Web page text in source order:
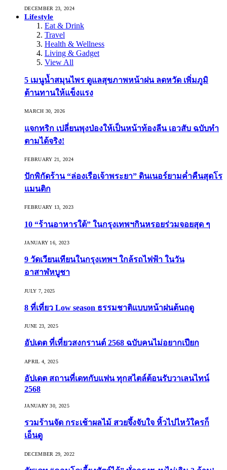
DECEMBER 23, 2024
Lifestyle
Eat & Drink
Travel
Health & Wellness
Living & Gadget
View All
5 เมนูน้ำสมุนไพร ดูแลสุขภาพหน้าฝน ลดหวัด เพิ่มภูมิ
ต้านทานให้แข็งแรง
MARCH 30, 2026
แจกทริก เปลี่ยนพุงป่องให้เป็นหน้าท้องลีน เอวสับ ฉบับทำ
ตามได้จริง!
FEBRUARY 21, 2024
ปักพิกัดร้าน “ล่องเรือเจ้าพระยา” ดินเนอร์ยามค่ำคืนสุดโร
แมนติก
FEBRUARY 13, 2023
10 “ร้านอาหารใต้” ในกรุงเทพฯกินหรอยร่วมจอยสุด ๆ
JANUARY 16, 2023
9 วัดเวียนเทียนในกรุงเทพฯ ใกล้รถไฟฟ้า ในวัน
อาสาฬหบูชา
JULY 7, 2025
8 ที่เที่ยว Low season ธรรมชาติแบบหน้าฝนต้นฤดู️
JUNE 23, 2025
อัปเดต ที่เที่ยวสงกรานต์ 2568 ฉบับคนไม่อยากเปียก
APRIL 4, 2025
อัปเดต สถานที่เดทกับแฟน ทุกสไตล์ต้อนรับวาเลนไทน์
2568
JANUARY 30, 2025
รวมร้านจัด กระเช้าผลไม้ สวยจึ้งจับใจ หิ้วไปไหว้ใครก็
เอ็นดู
DECEMBER 29, 2022